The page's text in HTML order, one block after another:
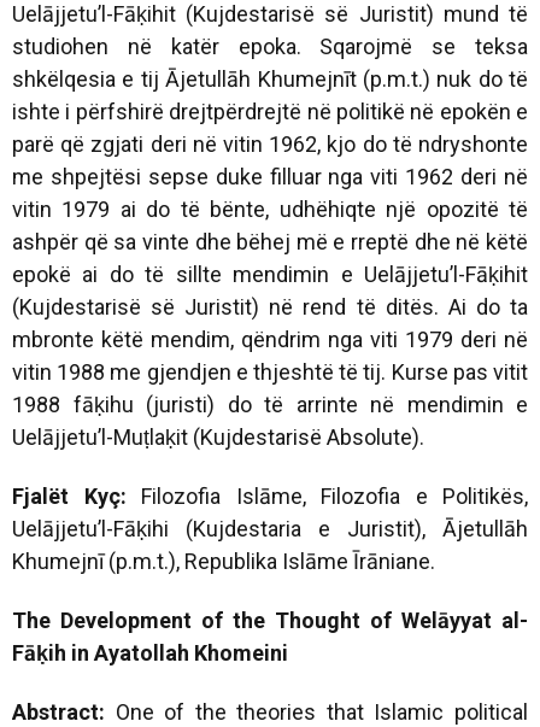
Uelājjetu’l-Fāḳihit (Kujdestarisë së Juristit) mund të
studiohen në katër epoka. Sqarojmë se teksa
shkëlqesia e tij Ājetullāh Khumejnīt (p.m.t.) nuk do të
ishte i përfshirë drejtpërdrejtë në politikë në epokën e
parë që zgjati deri në vitin 1962, kjo do të ndryshonte
me shpejtësi sepse duke filluar nga viti 1962 deri në
vitin 1979 ai do të bënte, udhëhiqte një opozitë të
ashpër që sa vinte dhe bëhej më e rreptë dhe në këtë
epokë ai do të sillte mendimin e Uelājjetu’l-Fāḳihit
(Kujdestarisë së Juristit) në rend të ditës. Ai do ta
mbronte këtë mendim, qëndrim nga viti 1979 deri në
vitin 1988 me gjendjen e thjeshtë të tij. Kurse pas vitit
1988 fāḳihu (juristi) do të arrinte në mendimin e
Uelājjetu’l-Muṭlaḳit (Kujdestarisë Absolute).
Fjalët Kyç: Filozofia Islāme, Filozofia e Politikës,
Uelājjetu’l-Fāḳihi (Kujdestaria e Juristit), Ājetullāh
Khumejnī (p.m.t.), Republika Islāme Īrāniane.
The Development of the Thought of Welāyyat al-
Fāḳih in Ayatollah Khomeini
Abstract: One of the theories that Islamic political